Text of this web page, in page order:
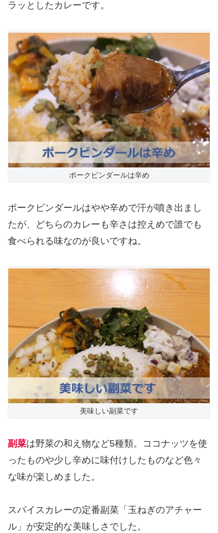
ラッとしたカレーです。
ポークビンダールは辛め
ポークビンダールはやや辛めで汗が噴き出まし
たが、どちらのカレーも辛さは控えめで誰でも
食べられる味なのが良いですね。
美味しい副菜です
副菜は野菜の和え物など5種類。ココナッツを使
ったものや少し辛めに味付けしたものなど色々
な味が楽しめました。
スパイスカレーの定番副菜「玉ねぎのアチャー
ル」が安定的な美味しさでした。